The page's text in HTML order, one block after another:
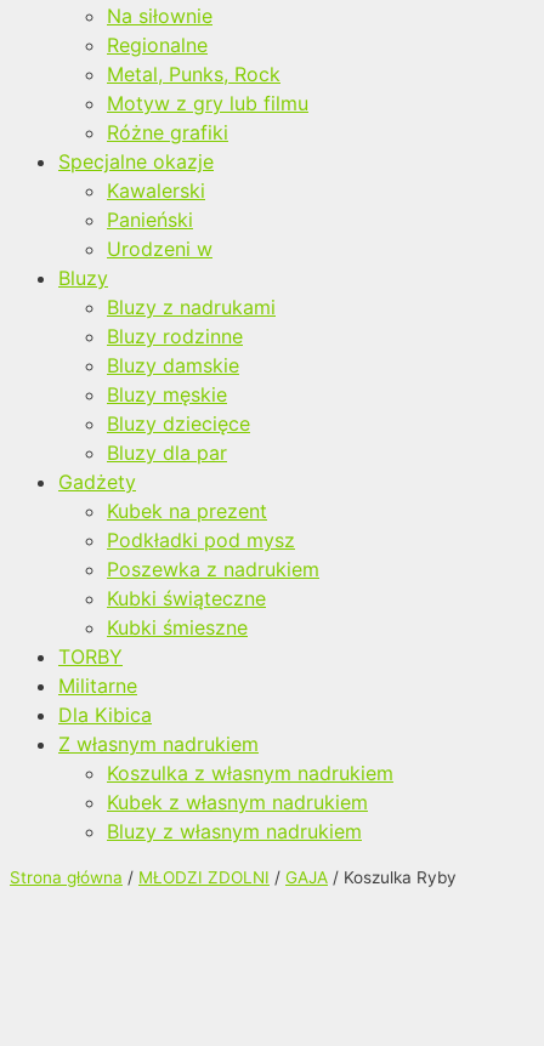
Na siłownie
Regionalne
Metal, Punks, Rock
Motyw z gry lub filmu
Różne grafiki
Specjalne okazje
Kawalerski
Panieński
Urodzeni w
Bluzy
Bluzy z nadrukami
Bluzy rodzinne
Bluzy damskie
Bluzy męskie
Bluzy dziecięce
Bluzy dla par
Gadżety
Kubek na prezent
Podkładki pod mysz
Poszewka z nadrukiem
Kubki świąteczne
Kubki śmieszne
TORBY
Militarne
Dla Kibica
Z własnym nadrukiem
Koszulka z własnym nadrukiem
Kubek z własnym nadrukiem
Bluzy z własnym nadrukiem
Strona główna / MŁODZI ZDOLNI / GAJA / Koszulka Ryby